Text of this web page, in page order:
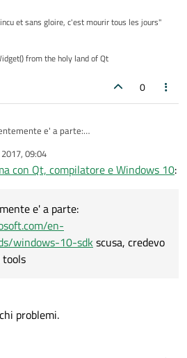
et sans gloire, c'est mourir tous les jours"
from the holy land of Qt
0
e' a parte:
windows-10-sdk
tools
09:04
con Qt, compilatore e Windows 10:
e' a parte:
en-
windows-10-sdk scusa, credevo
tools
problemi.